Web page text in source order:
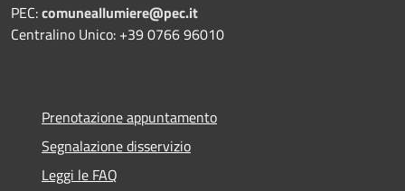
PEC:comuneallumiere@pec.it
Centralino Unico: +39 0766 96010
Prenotazione appuntamento
Segnalazione disservizio
Leggi le FAQ